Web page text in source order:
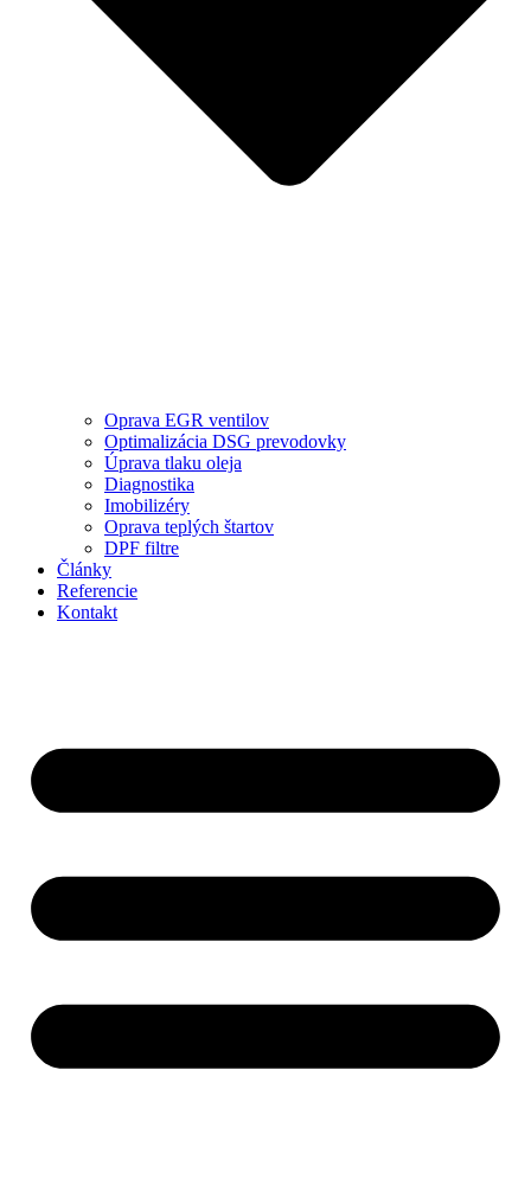
Oprava EGR ventilov
Optimalizácia DSG prevodovky
Úprava tlaku oleja
Diagnostika
Imobilizéry
Oprava teplých štartov
DPF filtre
Články
Referencie
Kontakt